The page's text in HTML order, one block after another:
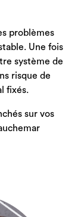
problèmes
Une fois
système de
risque de
fixés.
sur vos